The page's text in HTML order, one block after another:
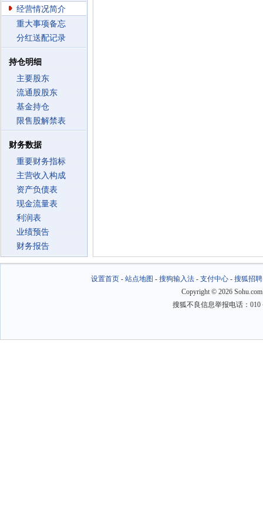
经营情况简介
重大事项备忘
分红送配记录
持仓明细
主要股东
流通股股东
基金持仓
限售股解禁表
财务数据
重要财务指标
主营收入构成
资产负债表
现金流量表
利润表
业绩预告
财务报告
设置首页- 站点地图 - 搜狗输入法- 支付中心- 搜狐招聘
Copyright © 2026
搜狐不良信息举报电话：010